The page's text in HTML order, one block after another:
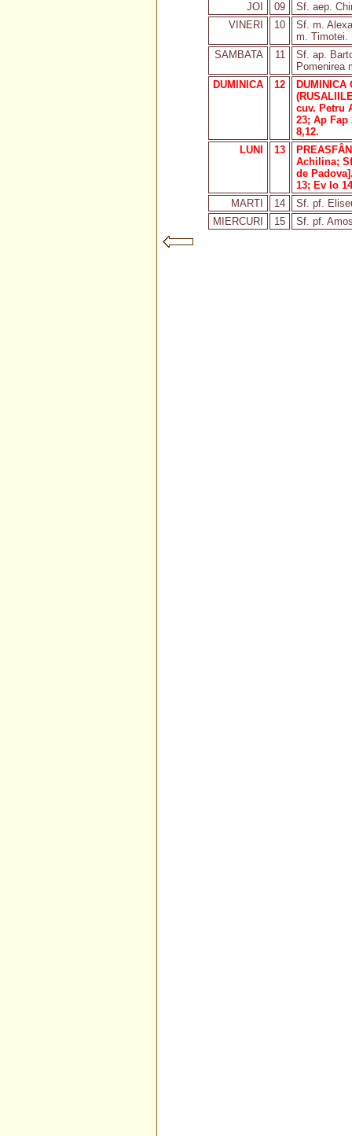
JOI
09
Sf. aep.
VINERI
10
Sf. m.
m. Timotei.
SAMBATA
11
Sf. ap.
Pomenirea
DUMINICA
12
DUMINICA
cuv. Petru
23; Ap Fap
8,12.
LUNI
13
Achilina;
de
13; Ev Io
MARTI
14
Sf. pf.
MIERCURI
15 Sf. pf.